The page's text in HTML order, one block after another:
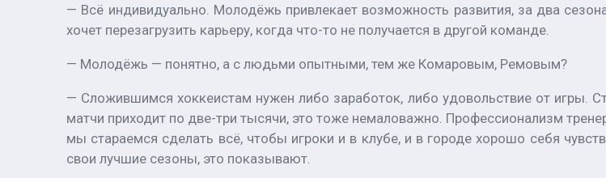
— Всё индивидуально. Молодёжь привлекает возможность развития, за два
хочет перезагрузить карьеру, когда что-то не получается в другой команде.
— Молодёжь — понятно, а с людьми опытными, тем же Комаровым, Ремовым?
— Сложившимся хоккеистам нужен либо заработок, либо удовольствие от игры.
матчи приходит по две-три тысячи, это тоже немаловажно. Профессионализм
мы стараемся сделать всё, чтобы игроки и в клубе, и в городе хорошо себя
свои лучшие сезоны, это показывают.